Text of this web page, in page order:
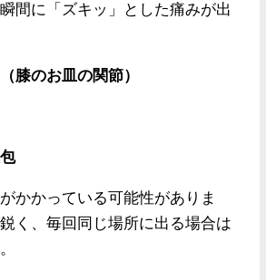
間に「ズキッ」とした痛みが出
膝のお皿の関節）
かかっている可能性がありま
く、毎回同じ場所に出る場合は